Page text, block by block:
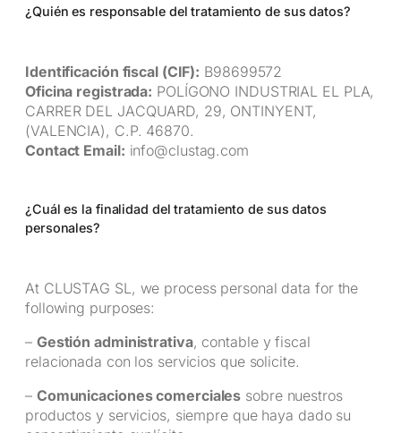
¿Quién es responsable del tratamiento de sus datos?
Identificación fiscal (CIF): B98699572
Oficina registrada: POLÍGONO INDUSTRIAL EL PLA,
CARRER DEL JACQUARD, 29, ONTINYENT,
(VALENCIA), C.P. 46870.
Contact Email: info@clustag.com
¿Cuál es la finalidad del tratamiento de sus datos
personales?
At CLUSTAG SL, we process personal data for the
following purposes:
– Gestión administrativa, contable y fiscal
relacionada con los servicios que solicite.
– Comunicaciones comerciales sobre nuestros
productos y servicios, siempre que haya dado su